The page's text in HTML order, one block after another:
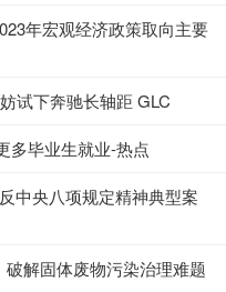
年宏观经济政策取向主要
试下奔驰长轴距 GLC
多毕业生就业-热点
中央八项规定精神典型案
解固体废物污染治理难题